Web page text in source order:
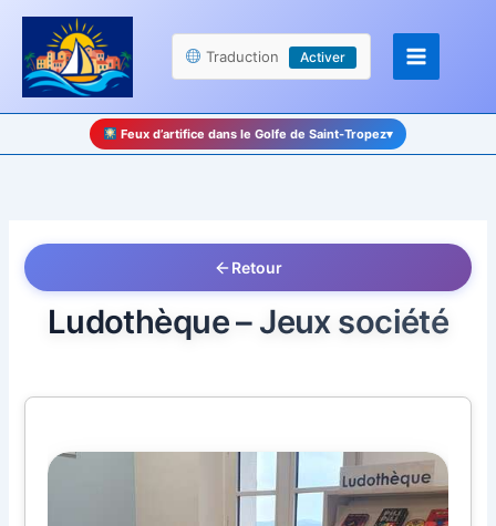
Panneau de gestion des cookies
Aller
contenu
Traduction Activer
Feux d’artifice dans le Golfe de Saint-Tropez▾
Retour
Ludothèque – Jeux société